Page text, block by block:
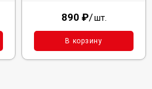
890 ₽/шт.
В корзину